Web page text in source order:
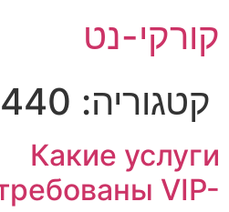
לתוכן
קורקי-נט
קטגוריה:
Какие услуги
VIP-